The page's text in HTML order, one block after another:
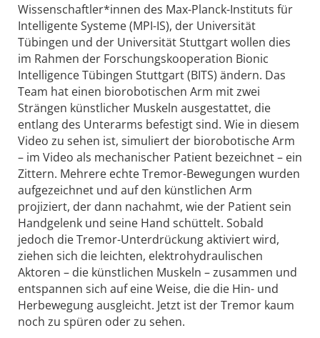
Wissenschaftler*innen des Max-Planck-Instituts für
Intelligente Systeme (MPI-IS), der Universität
Tübingen und der Universität Stuttgart wollen dies
im Rahmen der Forschungskooperation Bionic
Intelligence Tübingen Stuttgart (BITS) ändern. Das
Team hat einen biorobotischen Arm mit zwei
Strängen künstlicher Muskeln ausgestattet, die
entlang des Unterarms befestigt sind. Wie in diesem
Video zu sehen ist, simuliert der biorobotische Arm
– im Video als mechanischer Patient bezeichnet – ein
Zittern. Mehrere echte Tremor-Bewegungen wurden
aufgezeichnet und auf den künstlichen Arm
projiziert, der dann nachahmt, wie der Patient sein
Handgelenk und seine Hand schüttelt. Sobald
jedoch die Tremor-Unterdrückung aktiviert wird,
ziehen sich die leichten, elektrohydraulischen
Aktoren – die künstlichen Muskeln – zusammen und
entspannen sich auf eine Weise, die die Hin- und
Herbewegung ausgleicht. Jetzt ist der Tremor kaum
noch zu spüren oder zu sehen.